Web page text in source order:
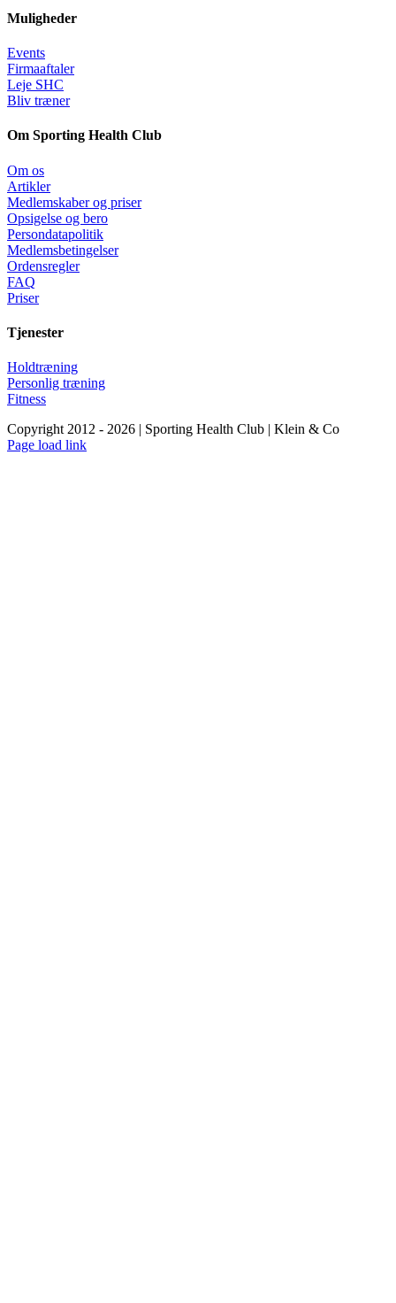
Muligheder
Events
Firmaaftaler
Leje SHC
Bliv træner
Om Sporting Health Club
Om os
Artikler
Medlemskaber og priser
Opsigelse og bero
Persondatapolitik
Medlemsbetingelser
Ordensregler
FAQ
Priser
Tjenester
Holdtræning
Personlig træning
Fitness
Copyright 2012 - 2026 | Sporting Health Club | Klein & Co
Facebook
Instagram
YouTube
Page load link